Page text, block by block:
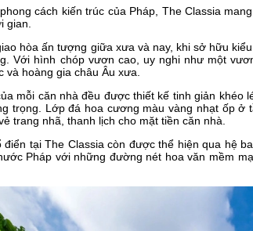
cách kiến trúc của Pháp, The Classia
gian.
hòa ấn tượng giữa xưa và nay, khi sở hữu
Với hình chóp vươn cao, uy nghi như một
và hoàng gia châu Âu xưa.
mỗi căn nhà đều được thiết kế tinh giản
trọng. Lớp đá hoa cương màu vàng nhạt ốp
trang nhã, thanh lịch cho mặt tiền căn nhà.
tại The Classia còn được thể hiện qua hệ
Pháp với những đường nét hoa văn mềm